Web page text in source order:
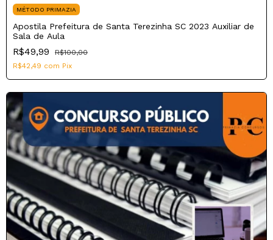
MÉTODO PRIMAZIA
Apostila Prefeitura de Santa Terezinha SC 2023 Auxiliar de
Sala de Aula
R$49,99
R$100,00
R$42,49 com Pix